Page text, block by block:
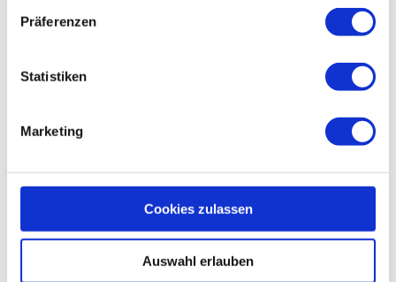
Präferenzen
Statistiken
Marketing
Cookies zulassen
Auswahl erlauben